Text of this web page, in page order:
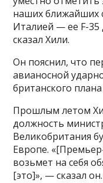
наших ближайших
Италией — ее F-35
сказал Хили.
Он пояснил, что
авианосной
британского
Прошлым летом
должность
Великобритания
Европе.
возьмет на себя
[это]», — сказал он.